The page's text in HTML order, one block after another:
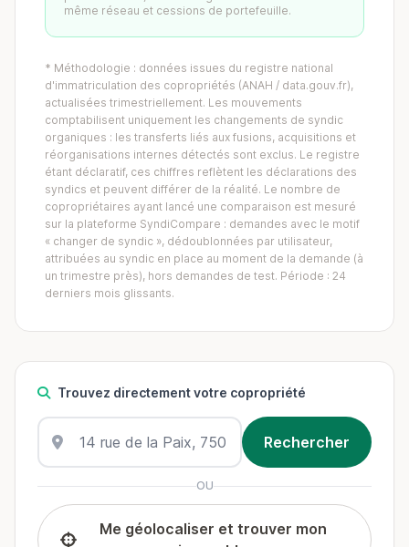
même réseau et cessions de portefeuille.
* Méthodologie : données issues du registre national
d'immatriculation des copropriétés (ANAH / data.gouv.fr),
actualisées trimestriellement. Les mouvements
comptabilisent uniquement les changements de syndic
organiques : les transferts liés aux fusions, acquisitions et
réorganisations internes détectés sont exclus. Le registre
étant déclaratif, ces chiffres reflètent les déclarations des
syndics et peuvent différer de la réalité. Le nombre de
copropriétaires ayant lancé une comparaison est mesuré
sur la plateforme SyndiCompare : demandes avec le motif
« changer de syndic », dédoublonnées par utilisateur,
attribuées au syndic en place au moment de la demande (à
un trimestre près), hors demandes de test. Période : 24
derniers mois glissants.
Trouvez directement votre copropriété
OU
Me géolocaliser et trouver mon